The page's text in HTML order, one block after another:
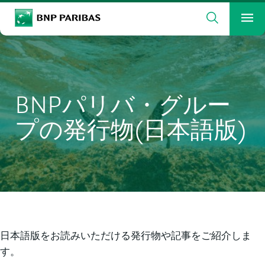
BNP Paribas
検索
検索ワードを入力
検索
メ
BNPパリバ・グルー
プの発行物(日本語版)
日本語版をお読みいただける発行物や記事をご紹介しま
す。